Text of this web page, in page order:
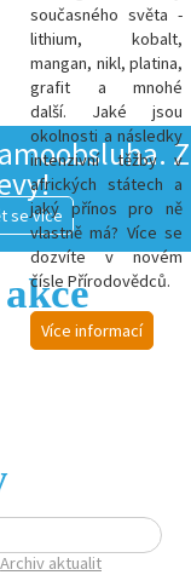
současného světa -
lithium, kobalt,
mangan, nikl, platina,
grafit a mnohé
další. Jaké jsou
okolnosti a následky
intenzivní těžby v
afrických státech a
jaký přínos pro ně
vlastně má? Více se
dozvíte v novém
čísle Přírodovědců.
Více informací
se více
Archiv aktualit